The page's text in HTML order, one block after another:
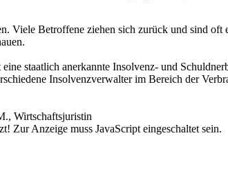
Viele Betroffene ziehen sich zurück und sind
staatlich anerkannte Insolvenz- und
Insolvenzverwalter im Bereich der
Wirtschaftsjuristin
Zur Anzeige muss JavaScript eingeschaltet sein.